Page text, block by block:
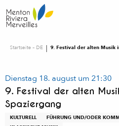
au
contenu
Startseite – DE 9. Festival der alten Musik
Dienstag 18. august um 21:30
9. Festival der alten
Spaziergang
KULTURELL FÜHRUNG UND/ODER